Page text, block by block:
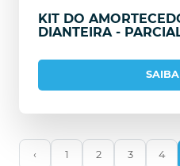
KIT DO
DIANTEIRA -
‹ 1 2 3 4